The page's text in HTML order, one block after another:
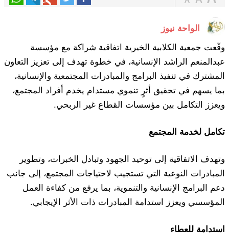
الواحة نيوز
وقّعت جمعية الكلابية الخيرية اتفاقية شراكة مع مؤسسة
عبدالمنعم الراشد الإنسانية، في خطوة تهدف إلى تعزيز التعاون
المشترك في تنفيذ البرامج والمبادرات المجتمعية والإنسانية،
بما يسهم في تحقيق أثرٍ تنموي مستدام يخدم أفراد المجتمع،
ويعزز التكامل بين مؤسسات القطاع غير الربحي.
تكامل لخدمة المجتمع
وتهدف الاتفاقية إلى توحيد الجهود وتبادل الخبرات، وتطوير
المبادرات النوعية التي تستجيب لاحتياجات المجتمع، إلى جانب
دعم البرامج الإنسانية والتنموية، بما يرفع من كفاءة العمل
المؤسسي ويعزز استدامة المبادرات ذات الأثر الإيجابي.
استدامة للعطاء